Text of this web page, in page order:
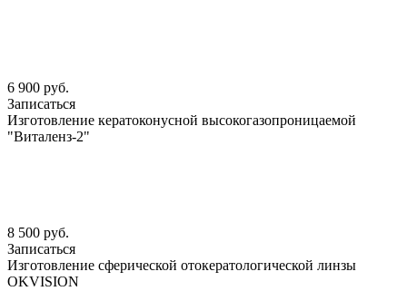
6 900 руб.
Записаться
Изготовление кератоконусной высокогазопроницаемой
"Виталенз-2"
8 500 руб.
Записаться
Изготовление сферической отокератологической линзы
OKVISION